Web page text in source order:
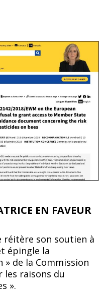
EN FAVEUR
réitère son soutien à
épingle la
de la Commission
les raisons du
».